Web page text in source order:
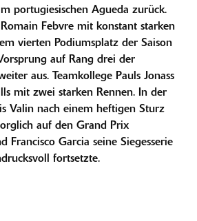
portugiesischen Agueda zurück.
Febvre mit konstant starken
vierten Podiumsplatz der Saison
auf Rang drei der
aus. Teamkollege Pauls Jonass
mit zwei starken Rennen. In der
Valin nach einem heftigen Sturz
auf den Grand Prix
Francisco Garcia seine Siegesserie
fortsetzte.